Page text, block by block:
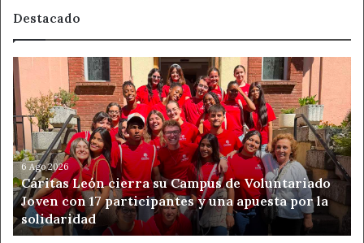
Destacado
Cáritas
León
cierra
su
Campus
de
Voluntariado
Joven
con
17
participantes
6 Ago 2026
Cáritas León cierra su Campus de Voluntariado
Joven con 17 participantes y una apuesta por la
solidaridad